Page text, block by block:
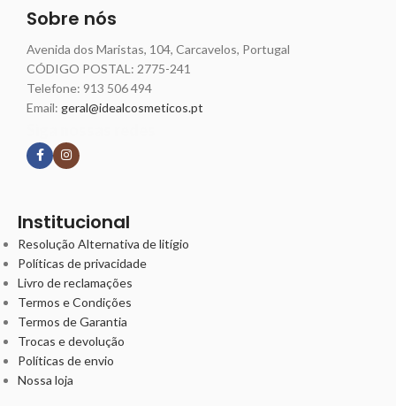
Sobre nós
Avenida dos Maristas, 104, Carcavelos, Portugal
CÓDIGO POSTAL: 2775-241
Telefone: 913 506 494
Email: geral@idealcosmeticos.pt
Institucional
Resolução Alternativa de litígio
Políticas de privacidade
Livro de reclamações
Termos e Condições
Termos de Garantia
Trocas e devolução
Políticas de envio
Nossa loja